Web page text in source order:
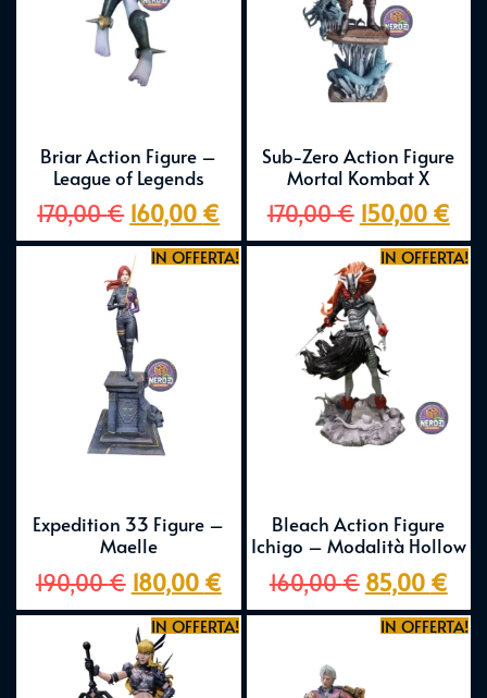
Briar Action Figure –
League of Legends
170,00€ 160,00 €
Sub-Zero Action Figure
Mortal Kombat X
170,00€ 150,00 €
IN OFFERTA!
Expedition 33 Figure –
Maelle
190,00€ 180,00 €
IN OFFERTA!
Bleach Action Figure
Ichigo – Modalità Hollow
160,00€ 85,00 €
IN OFFERTA! IN OFFERTA!